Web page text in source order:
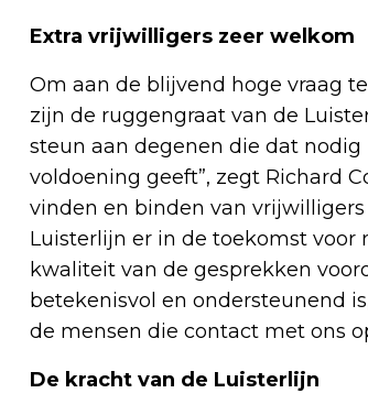
Extra vrijwilligers zeer welkom
Om aan de blijvend hoge vraag
zijn de ruggengraat van de
steun aan degenen die dat
voldoening geeft”, zegt Richard
vinden en binden van
Luisterlijn er in de toekomst
kwaliteit van de gesprekken
betekenisvol en ondersteunend
de mensen die contact met ons
De kracht van de Luisterlijn